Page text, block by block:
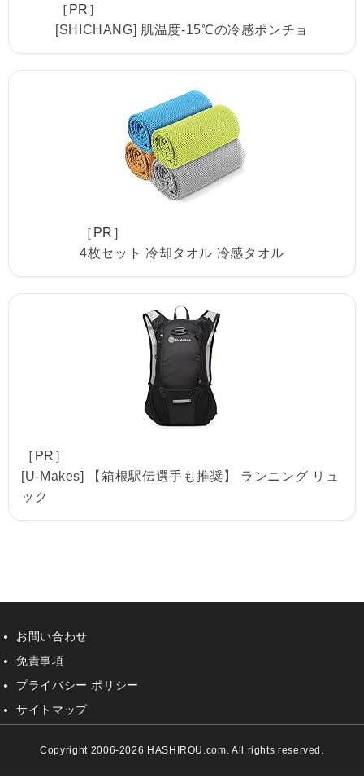
［PR］
[SHICHANG] 肌温度-15℃の冷感ポンチョ
［PR］
4枚セット 冷却タオル 冷感タオル
［PR］
[U-Makes] 【箱根駅伝選手も推奨】 ランニング リュ
ック
お問い合わせ
免責事項
プライバシー ポリシー
サイトマップ
Copyright 2006-2026 HASHIROU.com. All rights reserved.